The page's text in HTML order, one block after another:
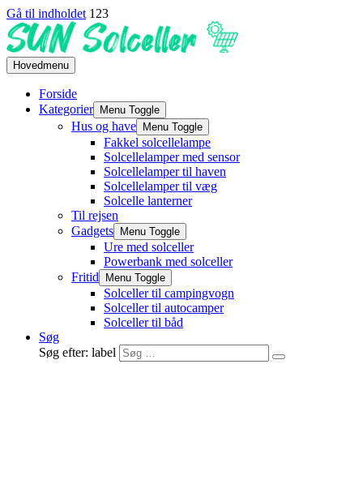
Gå til indholdet 123
Hovedmenu
Forside
Kategorier
Menu Toggle
Hus og have Menu Toggle
Fakkel solcellelampe
Solcellelamper med sensor
Solcellelamper til haven
Solcellelamper til væg
Solcelle lanterner
Til rejsen
Gadgets
Menu Toggle
Ure med solceller
Powerbank med solceller
Fritid
Menu Toggle
Solceller til campingvogn
Solceller til autocamper
Solceller til båd
Søg
Søg efter: label